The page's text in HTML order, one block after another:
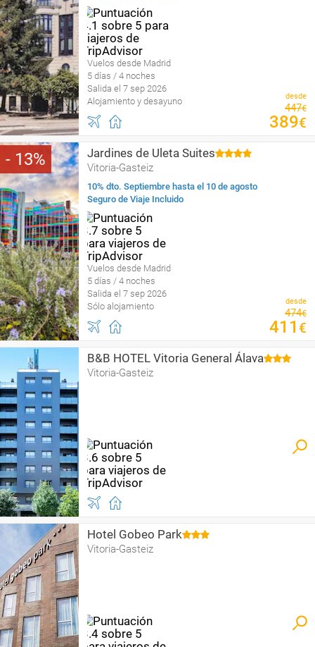
Vuelos desde Madrid
5 días / 4 noches
Salida el 7 sep 2026
Alojamiento y desayuno
desde
447€
389€
13 Jardines de Uleta Suites
Vitoria-Gasteiz
10% dto. Septiembre hasta el 10 de agosto
Seguro de Viaje Incluido
Vuelos desde Madrid
5 días / 4 noches
Salida el 7 sep 2026
Sólo alojamiento
desde
474€
411 €
B&B HOTEL Vitoria General Álava
Vitoria-Gasteiz
Hotel Gobeo Park
Vitoria-Gasteiz